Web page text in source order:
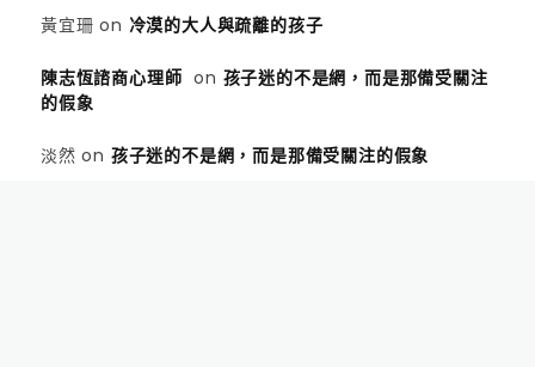
黃宜珊 on 冷漠的大人與疏離的孩子
陳志恆諮商心理師 on 孩子迷的不是網，而是那備受關注
的假象
淡然 on 孩子迷的不是網，而是那備受關注的假象